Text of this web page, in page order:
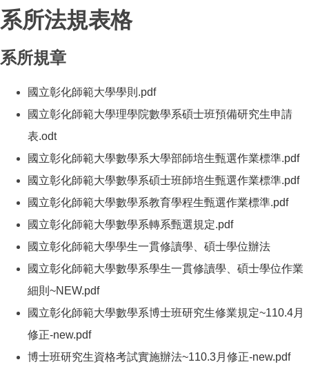
系所法規表格
系所規章
國立彰化師範大學學則 .pdf
國立彰化師範大學理學院數學系碩士班預備研究生申請
表.odt
國立彰化師範大學數學系大學部師培生甄選作業標準.pdf
國立彰化師範大學數學系碩士班師培生甄選作業標準.pdf
國立彰化師範大學數學系教育學程生甄選作業標準.pdf
國立彰化師範大學數學系轉系甄選規定.pdf
國立彰化師範大學學生一貫修讀學、碩士學位辦法
國立彰化師範大學數學系學生一貫修讀學、碩士學位作業
細則~NEW.pdf
國立彰化師範大學數學系博士班研究生修業規定~110.4月
修正-new.pdf
博士班研究生資格考試實施辦法~110.3月修正-new.pdf